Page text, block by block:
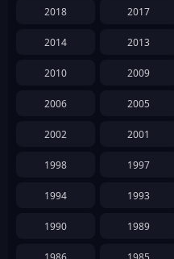
2018 2017
2014 2013
2010 2009
2006 2005
2002 2001
1998 1997
1994 1993
1990 1989